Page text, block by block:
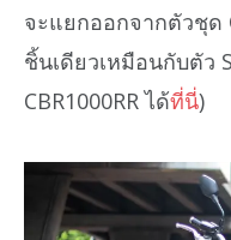
จะแยกออกจากตัวชุด
ชิ้นเดียวเหมือนกับตัว
CBR1000RR ได้ที่นี่)